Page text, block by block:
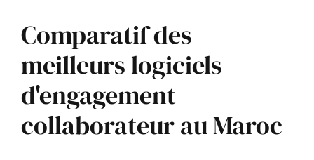
Comparatif des
meilleurs logiciels
d'engagement
collaborateur au Maroc